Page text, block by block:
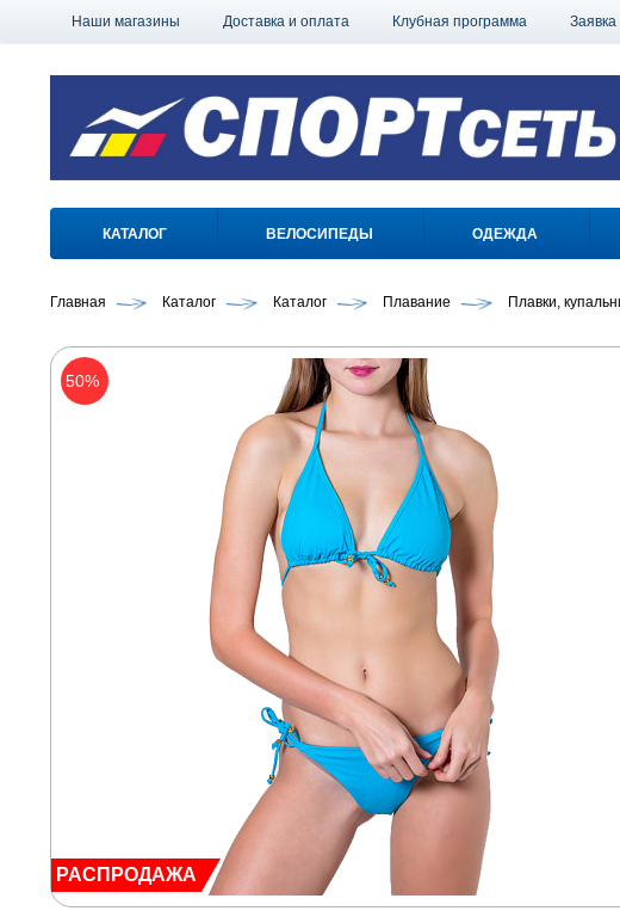
Наши магазины Доставка и оплата Клубная программа Заявка
КАТАЛОГ ВЕЛОСИПЕДЫ ОДЕЖДА
Главная Каталог Каталог Плавание Плавки,
50%
РАСПРОДАЖА